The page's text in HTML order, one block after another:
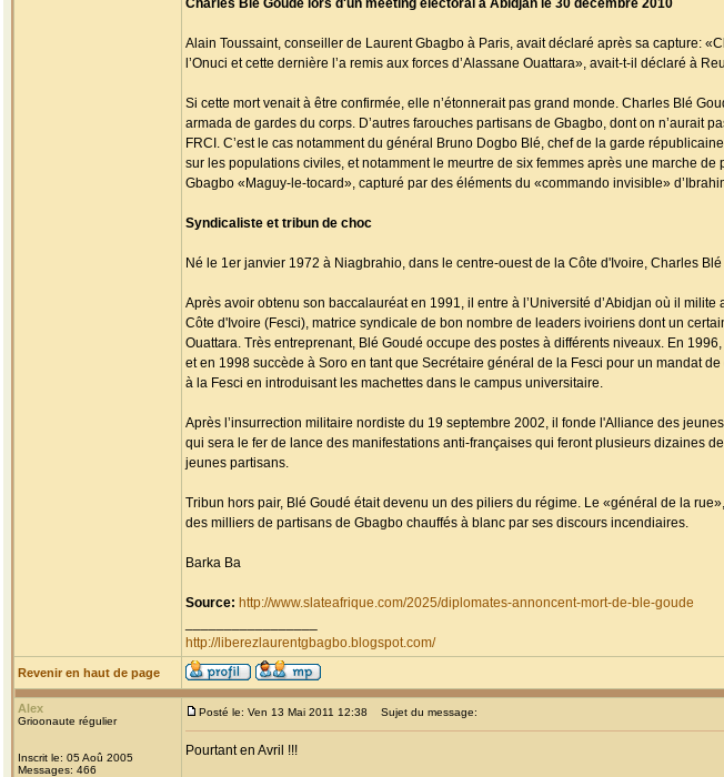
Charles Blé Goudé lors d'un meeting électoral à Abidjan le 30 décembre 2010
Alain Toussaint, conseiller de Laurent Gbagbo à Paris, avait déclaré après sa capture:
l’Onuci et cette dernière l’a remis aux forces d’Alassane Ouattara», avait-t-il déclaré à
Si cette mort venait à être confirmée, elle n’étonnerait pas grand monde. Charles Blé
armada de gardes du corps. D’autres farouches partisans de Gbagbo, dont on n’aurait
FRCI. C’est le cas notamment du général Bruno Dogbo Blé, chef de la garde
sur les populations civiles, et notamment le meurtre de six femmes après une marche
Gbagbo «Maguy-le-tocard», capturé par des éléments du «commando invisible»
Syndicaliste et tribun de choc
Né le 1er janvier 1972 à Niagbrahio, dans le centre-ouest de la Côte d'Ivoire, Charles
Après avoir obtenu son baccalauréat en 1991, il entre à l’Université d’Abidjan où il
Côte d'Ivoire (Fesci), matrice syndicale de bon nombre de leaders ivoiriens dont un
Ouattara. Très entreprenant, Blé Goudé occupe des postes à différents niveaux. En
et en 1998 succède à Soro en tant que Secrétaire général de la Fesci pour un mandat
à la Fesci en introduisant les machettes dans le campus universitaire.
Après l’insurrection militaire nordiste du 19 septembre 2002, il fonde l'Alliance des
qui sera le fer de lance des manifestations anti-françaises qui feront plusieurs dizaines
jeunes partisans.
Tribun hors pair, Blé Goudé était devenu un des piliers du régime. Le «général de la
des milliers de partisans de Gbagbo chauffés à blanc par ses discours incendiaires.
Barka Ba
Source: http://www.slateafrique.com/2025/diplomates-annoncent-mort-de-ble-goude
http://liberezlaurentgbagbo.blogspot.com/
Revenir en haut de page
Alex
Grioonaute régulier
Inscrit le: 05 Aoû 2005
Messages: 466
Posté le: Ven 13 Mai 2011 12:38 Sujet du message:
Pourtant en Avril !!!